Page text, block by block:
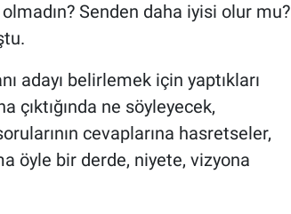
Senden daha iyisi olur mu?
adayı belirlemek için yaptıkları
çıktığında ne söyleyecek,
cevaplarına hasretseler,
öyle bir derde, niyete, vizyona